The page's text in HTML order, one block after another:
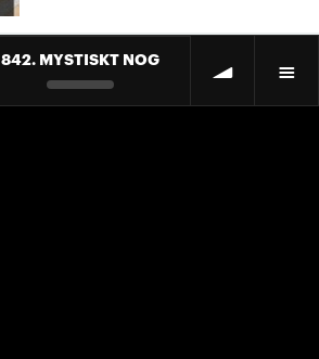
2026-07-01
9. "Ett landslag att älska"
842. MYSTISKT NOG